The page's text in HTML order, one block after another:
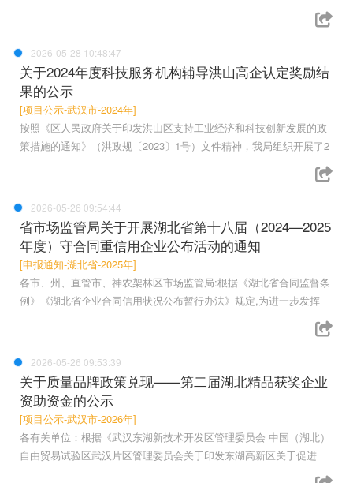
2026-05-28 10:48:47
关于2024年度科技服务机构辅导洪山高企认定奖励结
果的公示
[项目公示-武汉市-2024年]
按照《区人民政府关于印发洪山区支持工业经济和科技创新发展的政
策措施的通知》（洪政规〔2023〕1号）文件精神，我局组织开展了2
2026-05-26 09:54:44
省市场监管局关于开展湖北省第十八届（2024—2025
年度）守合同重信用企业公布活动的通知
[申报通知-湖北省-2025年]
各市、州、直管市、神农架林区市场监管局:根据《湖北省合同监督条
例》《湖北省企业合同信用状况公布暂行办法》规定,为进一步发挥
2026-05-26 09:53:39
关于质量品牌政策兑现——第二届湖北精品获奖企业
资助资金的公示
[项目公示-武汉市-2026年]
各有关单位：根据《武汉东湖新技术开发区管理委员会 中国（湖北）
自由贸易试验区武汉片区管理委员会关于印发东湖高新区关于促进